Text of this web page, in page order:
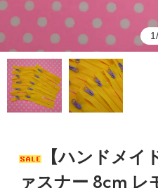
【ハンドメイ
ァスナー 8cm レ